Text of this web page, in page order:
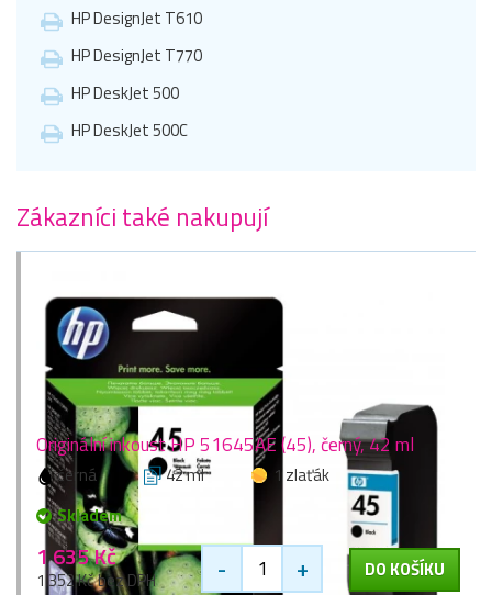
HP DesignJet T610
HP DesignJet T770
HP DeskJet 500
HP DeskJet 500C
Zákazníci také nakupují
Originální inkoust HP 51645AE (45), černý, 42 ml
černá 42 ml
1 zlaťák
Skladem
1 635 Kč
1 352 Kč bez DPH - + DO KOŠÍKU